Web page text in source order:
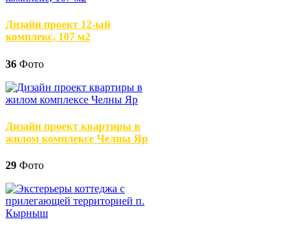
Дизайн проект 12-ый
комплекс, 107 м2
36 Фото
Дизайн проект квартиры в
жилом комплексе Челны Яр
29 Фото